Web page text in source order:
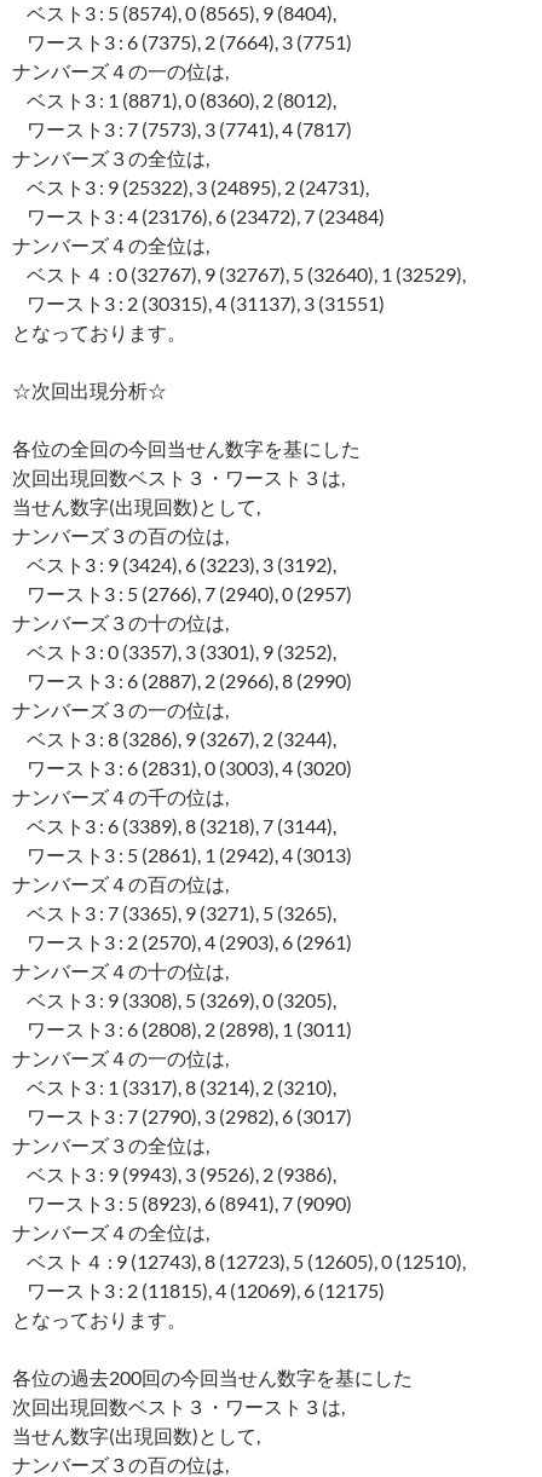
ベスト3 : 5 (8574), 0 (8565), 9 (8404),
ワースト3 : 6 (7375), 2 (7664), 3 (7751)
ナンバーズ４の一の位は,
ベスト3 : 1 (8871), 0 (8360), 2 (8012),
ワースト3 : 7 (7573), 3 (7741), 4 (7817)
ナンバーズ３の全位は,
ベスト3 : 9 (25322), 3 (24895), 2 (24731),
ワースト3 : 4 (23176), 6 (23472), 7 (23484)
ナンバーズ４の全位は,
ベスト４ : 0 (32767), 9 (32767), 5 (32640), 1 (32529),
ワースト3 : 2 (30315), 4 (31137), 3 (31551)
となっております。
☆次回出現分析☆
各位の全回の今回当せん数字を基にした
次回出現回数ベスト３・ワースト３は,
当せん数字(出現回数)として,
ナンバーズ３の百の位は,
ベスト3 : 9 (3424), 6 (3223), 3 (3192),
ワースト3 : 5 (2766), 7 (2940), 0 (2957)
ナンバーズ３の十の位は,
ベスト3 : 0 (3357), 3 (3301), 9 (3252),
ワースト3 : 6 (2887), 2 (2966), 8 (2990)
ナンバーズ３の一の位は,
ベスト3 : 8 (3286), 9 (3267), 2 (3244),
ワースト3 : 6 (2831), 0 (3003), 4 (3020)
ナンバーズ４の千の位は,
ベスト3 : 6 (3389), 8 (3218), 7 (3144),
ワースト3 : 5 (2861), 1 (2942), 4 (3013)
ナンバーズ４の百の位は,
ベスト3 : 7 (3365), 9 (3271), 5 (3265),
ワースト3 : 2 (2570), 4 (2903), 6 (2961)
ナンバーズ４の十の位は,
ベスト3 : 9 (3308), 5 (3269), 0 (3205),
ワースト3 : 6 (2808), 2 (2898), 1 (3011)
ナンバーズ４の一の位は,
ベスト3 : 1 (3317), 8 (3214), 2 (3210),
ワースト3 : 7 (2790), 3 (2982), 6 (3017)
ナンバーズ３の全位は,
ベスト3 : 9 (9943), 3 (9526), 2 (9386),
ワースト3 : 5 (8923), 6 (8941), 7 (9090)
ナンバーズ４の全位は,
ベスト４ : 9 (12743), 8 (12723), 5 (12605), 0 (12510),
ワースト3 : 2 (11815), 4 (12069), 6 (12175)
となっております。
各位の過去200回の今回当せん数字を基にした
次回出現回数ベスト３・ワースト３は,
当せん数字(出現回数)として,
ナンバーズ３の百の位は,